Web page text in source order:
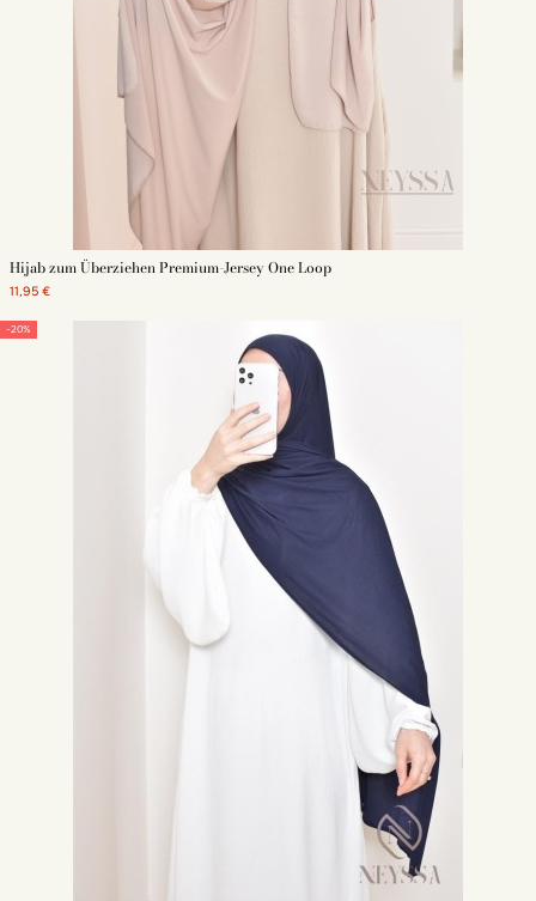
Hijab zum Überziehen Premium-Jersey One Loop
11,95 €
-20%